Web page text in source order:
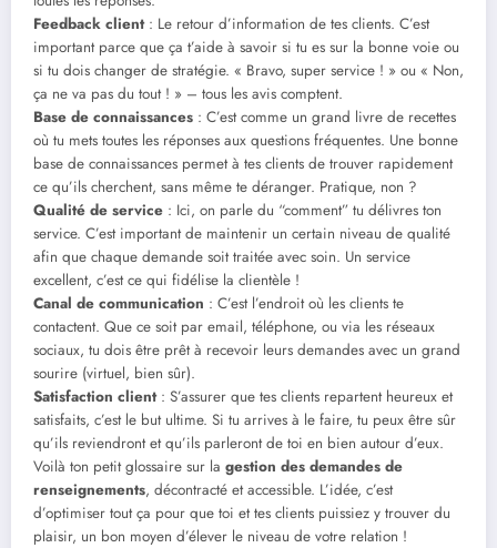
Feedback client: Le retour d’information de tes clients. C’est
important parce que ça t’aide à savoir si tu es sur la bonne voie ou
si tu dois changer de stratégie. « Bravo, super service ! » ou « Non,
ça ne va pas du tout ! » – tous les avis comptent.
Base de connaissances : C’est comme un grand livre de recettes
où tu mets toutes les réponses aux questions fréquentes. Une bonne
base de connaissances permet à tes clients de trouver rapidement
ce qu’ils cherchent, sans même te déranger. Pratique, non ?
Qualité de service : Ici, on parle du “comment” tu délivres ton
service. C’est important de maintenir un certain niveau de qualité
afin que chaque demande soit traitée avec soin. Un service
excellent, c’est ce qui fidélise la clientèle !
Canal de communication : C’est l’endroit où les clients te
contactent. Que ce soit par email, téléphone, ou via les réseaux
sociaux, tu dois être prêt à recevoir leurs demandes avec un grand
sourire (virtuel, bien sûr).
Satisfaction client: S’assurer que tes clients repartent heureux et
satisfaits, c’est le but ultime. Si tu arrives à le faire, tu peux être sûr
qu’ils reviendront et qu’ils parleront de toi en bien autour d’eux.
Voilà ton petit glossaire sur la gestion des demandes de
renseignements, décontracté et accessible. L’idée, c’est
d’optimiser tout ça pour que toi et tes clients puissiez y trouver du
plaisir, un bon moyen d’élever le niveau de votre relation !